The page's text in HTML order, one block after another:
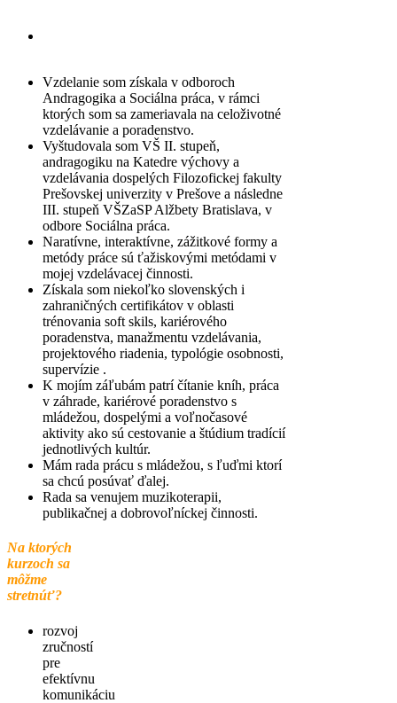
Vzdelanie som získala v odboroch
Andragogika a Sociálna práca, v rámci
ktorých som sa zameriavala na celoživotné
vzdelávanie a poradenstvo.
Vyštudovala som VŠ II. stupeň,
andragogiku na Katedre výchovy a
vzdelávania dospelých Filozofickej fakulty
Prešovskej univerzity v Prešove a následne
III. stupeň VŠZaSP Alžbety Bratislava, v
odbore Sociálna práca.
Naratívne, interaktívne, zážitkové formy a
metódy práce sú ťažiskovými metódami v
mojej vzdelávacej činnosti.
Získala som niekoľko slovenských i
zahraničných certifikátov v oblasti
trénovania soft skils, kariérového
poradenstva, manažmentu vzdelávania,
projektového riadenia, typológie osobnosti,
supervízie .
K mojím záľubám patrí čítanie kníh, práca
v záhrade, kariérové poradenstvo s
mládežou, dospelými a voľnočasové
aktivity ako sú cestovanie a štúdium tradícií
jednotlivých kultúr.
Mám rada prácu s mládežou, s ľuďmi ktorí
sa chcú posúvať ďalej.
Rada sa venujem muzikoterapii,
publikačnej a dobrovoľníckej činnosti.
Na ktorých
kurzoch sa
môžme
stretnúť?
rozvoj
zručností
pre
efektívnu
komunikáciu